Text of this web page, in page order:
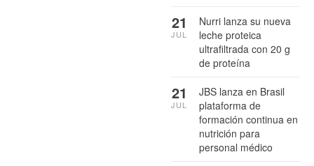
Nurri lanza su nueva
leche proteica
ultrafiltrada con 20 g
de proteína
21
JUL
JBS lanza en Brasil
plataforma de
formación continua en
nutrición para
personal médico
21
JUL